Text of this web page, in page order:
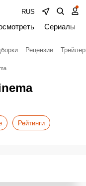
RUS
Сериалы
Рецензии
Рейтинги